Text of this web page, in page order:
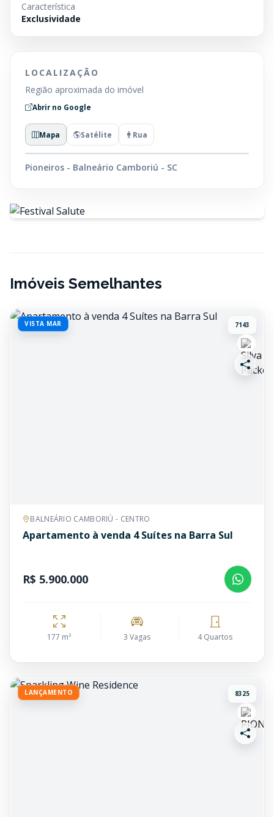
Característica
Exclusividade
LOCALIZAÇÃO
Região aproximada do imóvel
Abrir no Google
Mapa Satélite Rua
Pioneiros - Balneário Camboriú - SC
Imóveis Semelhantes
VISTA MAR 7143
BALNEÁRIO CAMBORIÚ - CENTRO
Apartamento à venda 4 Suítes na Barra Sul
R$ 5.900.000
177 m² 3 Vagas 4 Quartos
LANÇAMENTO 8325